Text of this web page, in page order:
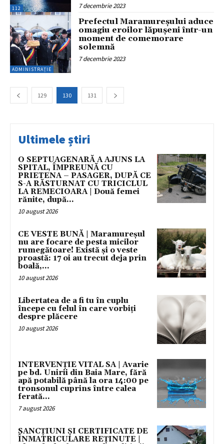
112 7 decembrie 2023
ADMINISTRAȚIE
Prefectul Maramureșului aduce
omagiu eroilor lăpușeni într-un
moment de comemorare
solemnă
7 decembrie 2023
129 130 131
Ultimele știri
O SEPTUAGENARĂ A AJUNS LA
SPITAL, ÎMPREUNĂ CU
PRIETENA – PASAGER, DUPĂ CE
S-A RĂSTURNAT CU TRICICLUL
LA REMECIOARA | Două femei
rănite, după...
10 august 2026
CE VESTE BUNĂ | Maramureșul
nu are focare de pesta micilor
rumegătoare! Există și o veste
proastă: 17 oi au trecut deja prin
boală,...
10 august 2026
Libertatea de a fi tu în cuplu
începe cu felul în care vorbiți
despre plăcere
10 august 2026
INTERVENȚIE VITAL SA | Avarie
pe bd. Unirii din Baia Mare, fără
apă potabilă până la ora 14:00 pe
tronsonul cuprins între calea
ferată...
7 august 2026
SANCȚIUNI ȘI CERTIFICATE DE
ÎNMATRICULARE REȚINUTE |